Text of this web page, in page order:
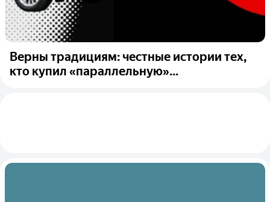
Верны традициям: честные истории тех,
кто купил «параллельную»...